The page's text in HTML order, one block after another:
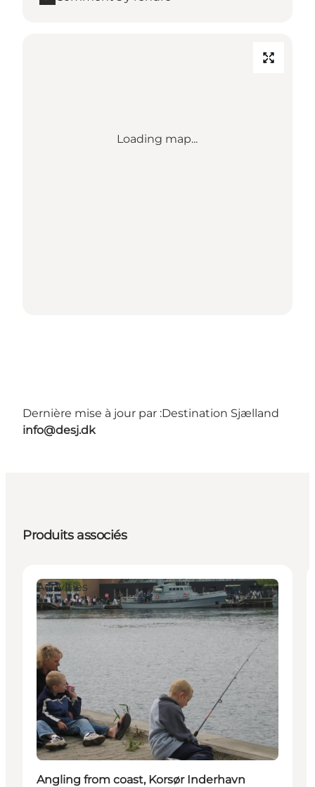
Loading map...
Dernière mise à jour par :Destination Sjælland
info@desj.dk
Produits associés
Activities
Angling from coast, Korsør Inderhavn